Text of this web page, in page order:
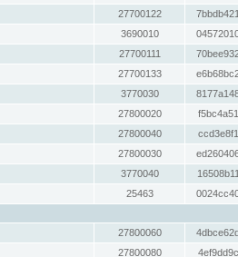
27700122
3690010
27700111
27700133
3770030
27800020
27800040
27800030
3770040
25463
27800060
27800080